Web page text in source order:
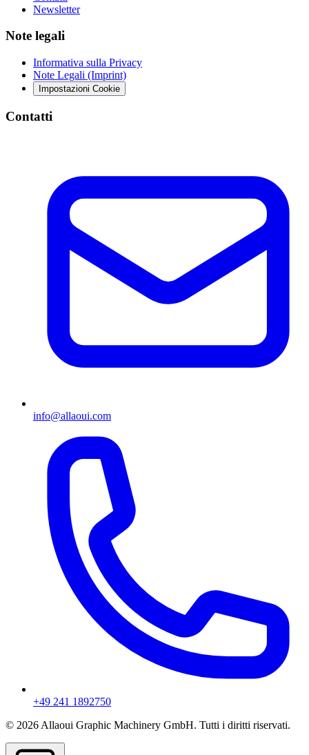
Newsletter
Note legali
Informativa sulla Privacy
Note Legali (Imprint)
Impostazioni Cookie
Contatti
info@allaoui.com
+49 241 1892750
© 2026 Allaoui Graphic Machinery GmbH. Tutti i diritti riservati.